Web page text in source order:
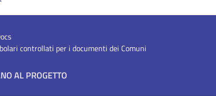
controllati per i documenti dei Comuni
menu
AL PROGETTO